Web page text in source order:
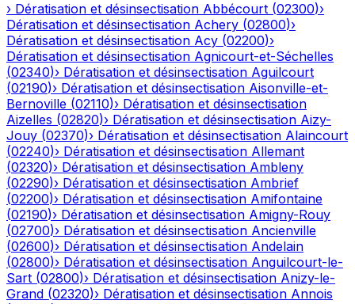
› Dératisation et désinsectisation Abbécourt (02300)›
Dératisation et désinsectisation Achery (02800)›
Dératisation et désinsectisation Acy (02200)›
Dératisation et désinsectisation Agnicourt-et-Séchelles
(02340)› Dératisation et désinsectisation Aguilcourt
(02190)› Dératisation et désinsectisation Aisonville-et-
Bernoville (02110)› Dératisation et désinsectisation
Aizelles (02820)› Dératisation et désinsectisation Aizy-
Jouy (02370)› Dératisation et désinsectisation Alaincourt
(02240)› Dératisation et désinsectisation Allemant
(02320)› Dératisation et désinsectisation Ambleny
(02290)› Dératisation et désinsectisation Ambrief
(02200)› Dératisation et désinsectisation Amifontaine
(02190)› Dératisation et désinsectisation Amigny-Rouy
(02700)› Dératisation et désinsectisation Ancienville
(02600)› Dératisation et désinsectisation Andelain
(02800)› Dératisation et désinsectisation Anguilcourt-le-
Sart (02800)› Dératisation et désinsectisation Anizy-le-
Grand (02320)› Dératisation et désinsectisation Annois